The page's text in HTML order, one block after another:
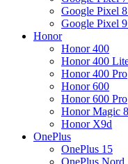
Google Pixel
Google Pixel
Honor
Honor 400
Honor 400
Honor 400 Pro
Honor 600
Honor 600 Pro
Honor Magic
Honor X9d
OnePlus
OnePlus 15
OnePlus Nord